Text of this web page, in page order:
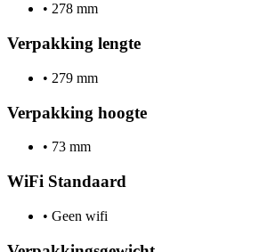
• 278 mm
Verpakking lengte
• 279 mm
Verpakking hoogte
• 73 mm
WiFi Standaard
• Geen wifi